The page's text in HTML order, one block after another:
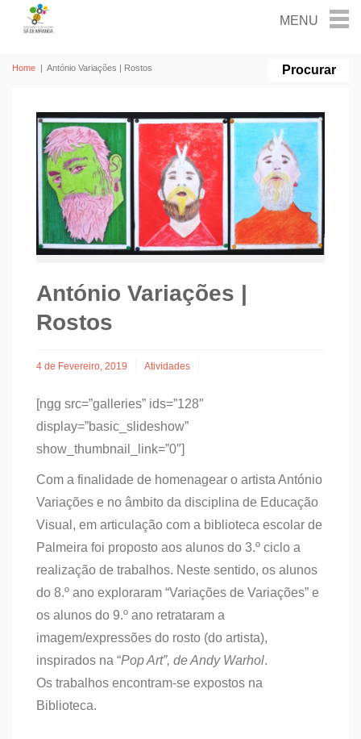
Home | António Variações | Rostos
António Variações |
Rostos
4 de Fevereiro, 2019 Atividades
[ngg src=”galleries” ids=”128″
display=”basic_slideshow”
show_thumbnail_link=”0″]
Com a finalidade de homenagear o artista António
Variações e no âmbito da disciplina de Educação
Visual, em articulação com a biblioteca escolar de
Palmeira foi proposto aos alunos do 3.º ciclo a
realização de trabalhos. Neste sentido, os alunos
do 8.º ano exploraram “Variações de Variações” e
os alunos do 9.º ano retrataram a
imagem/expressões do rosto (do artista),
inspirados na “Pop Art”, de Andy Warhol.
Os trabalhos encontram-se expostos na
Biblioteca.